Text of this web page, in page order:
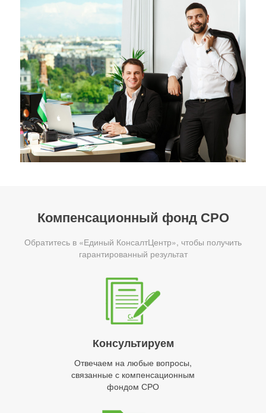
Компенсационный фонд СРО
Обратитесь в «Единый КонсалтЦентр», чтобы получить
гарантированный результат
Консультируем
Отвечаем на любые вопросы,
связанные с компенсационным
фондом СРО